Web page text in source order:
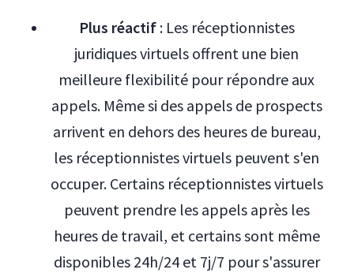
Plus réactif: Les réceptionnistes
juridiques virtuels offrent une bien
meilleure flexibilité pour répondre aux
appels. Même si des appels de prospects
arrivent en dehors des heures de bureau,
les réceptionnistes virtuels peuvent s'en
occuper. Certains réceptionnistes virtuels
peuvent prendre les appels après les
heures de travail, et certains sont même
disponibles 24h/24 et 7j/7 pour s'assurer